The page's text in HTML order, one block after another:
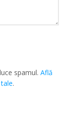
spamul.Află
.